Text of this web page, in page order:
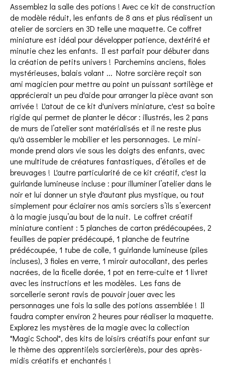
Assemblez la salle des potions ! Avec ce kit de construction
de modèle réduit, les enfants de 8 ans et plus réalisent un
atelier de sorciers en 3D telle une maquette. Ce coffret
miniature est idéal pour développer patience, dextérité et
minutie chez les enfants. Il est parfait pour débuter dans
la création de petits univers ! Parchemins anciens, fioles
mystérieuses, balais volant ... Notre sorcière reçoit son
ami magicien pour mettre au point un puissant sortilège et
apprécierait un peu d'aide pour arranger la pièce avant son
arrivée ! L'atout de ce kit d'univers miniature, c'est sa boîte
rigide qui permet de planter le décor : illustrés, les 2 pans
de murs de l’atelier sont matérialisés et il ne reste plus
qu'à assembler le mobilier et les personnages. Le mini-
monde prend alors vie sous les doigts des enfants, avec
une multitude de créatures fantastiques, d’étoiles et de
breuvages ! L'autre particularité de ce kit créatif, c'est la
guirlande lumineuse incluse : pour illuminer l’atelier dans le
noir et lui donner un style d'autant plus mystique, ou tout
simplement pour éclairer nos amis sorciers s’ils s’exercent
à la magie jusqu’au bout de la nuit. Le coffret créatif
miniature contient : 5 planches de carton prédécoupées, 2
feuilles de papier prédécoupé, 1 planche de feutrine
prédécoupée, 1 tube de colle, 1 guirlande lumineuse (piles
incluses), 3 fioles en verre, 1 miroir autocollant, des perles
nacrées, de la ficelle dorée, 1 pot en terre-cuite et 1 livret
avec les instructions et les modèles. Les fans de
sorcellerie seront ravis de pouvoir jouer avec les
personnages une fois la salle des potions assemblée ! Il
faudra compter environ 2 heures pour réaliser la maquette.
Explorez les mystères de la magie avec la collection
"Magic School", des kits de loisirs créatifs pour enfant sur
le thème des apprenti(e)s sorcier(ère)s, pour des après-
midis créatifs et enchantés !